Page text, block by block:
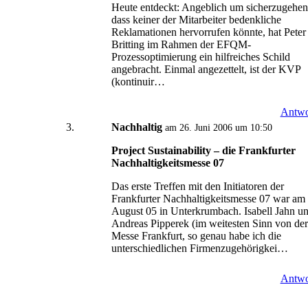
Heute entdeckt: Angeblich um
dass keiner der Mitarbeiter bedenkliche
Reklamationen hervorrufen könnte, hat Peter
Britting im Rahmen der EFQM-
Prozessoptimierung ein hilfreiches Schild
angebracht. Einmal angezettelt, ist der KVP
(kontinuir…
Nachhaltig am 26. Juni 2006 um 10:50
Project Sustainability – die Frankfurter
Nachhaltigkeitsmesse 07
Das erste Treffen mit den Initiatoren der
Frankfurter Nachhaltigkeitsmesse 07 war am
August 05 in Unterkrumbach. Isabell Jahn
Andreas Pipperek (im weitesten Sinn von der
Messe Frankfurt, so genau habe ich die
unterschiedlichen Firmenzugehörigkei…